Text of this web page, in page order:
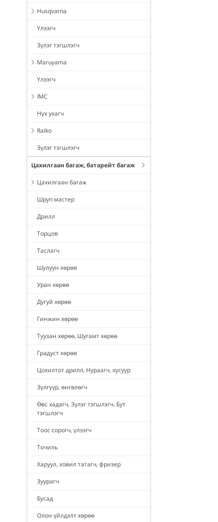
Husqvarna
Үлээгч
Зүлэг тэгшлэгч
Maruyama
Үлээгч
IMC
Нүх ухагч
Raiko
Зүлэг тэгшлэгч
Цахилгаан багаж, батарейт багаж
Цахилгаан багаж
Шруп мастер
Дрилл
Торцов
Таслагч
Шулуун хөрөө
Уран хөрөө
Дугуй хөрөө
Гинжин хөрөө
Туузан хөрөө, Шугамт хөрөө
Градуст хөрөө
Цохилтот дрилл, Нураагч, хусуур
Зүлгүүр, өнгөлөгч
Өвс хадагч, Зүлэг тэгшлэгч, Бут
тэгшлэгч
Тоос сорогч, үлээгч
Точиль
Харуул, ховил татагч, фризер
Зуурагч
Бусад
Олон үйлдэлт хөрөө